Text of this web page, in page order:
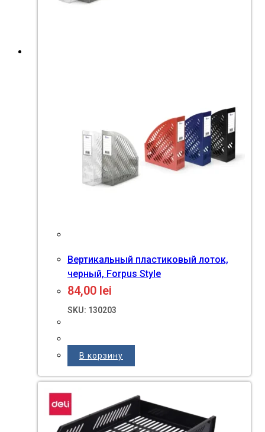
Вертикальный пластиковый лоток,
черный, Forpus Style
84,00 lei
SKU: 130203
В корзину